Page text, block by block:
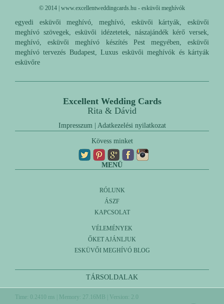
© 2014 | www.excellentweddingcards.hu - esküvői meghívók
egyedi esküvői meghívó, meghívó, esküvői kártyák, esküvői
meghívó szövegek, esküvői idézetetek, nászajándék kérő versek,
meghívó, esküvői meghívó készítés Pest megyében, esküvői
meghívó tervezés Budapest, Luxus esküvői meghívók és kártyák
esküvőre
Excellent Wedding Cards
Rita & Dávid
Impresszum Adatkezelési nyilatkozat
Kövess minket
MENÜ
RÓLUNK
ÁSZF
KAPCSOLAT
VÉLEMÉNYEK
ŐKET AJÁNLJUK
ESKÜVŐI MEGHÍVÓ BLOG
TÁRSOLDALAK
Time: 0.2410 ms | Memory: 27.16MB | Version: 2.0